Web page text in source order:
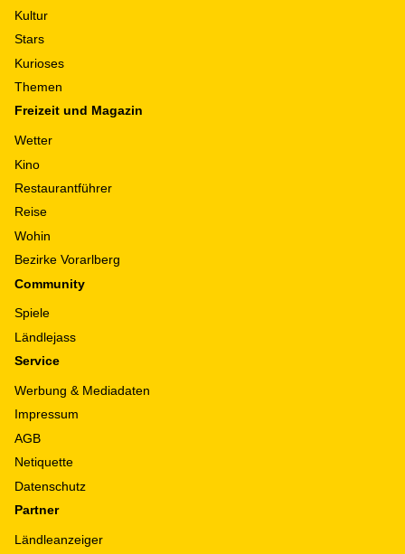
Kultur
Stars
Kurioses
Themen
Freizeit und Magazin
Wetter
Kino
Restaurantführer
Reise
Wohin
Bezirke Vorarlberg
Community
Spiele
Ländlejass
Service
Werbung & Mediadaten
Impressum
AGB
Netiquette
Datenschutz
Partner
Ländleanzeiger